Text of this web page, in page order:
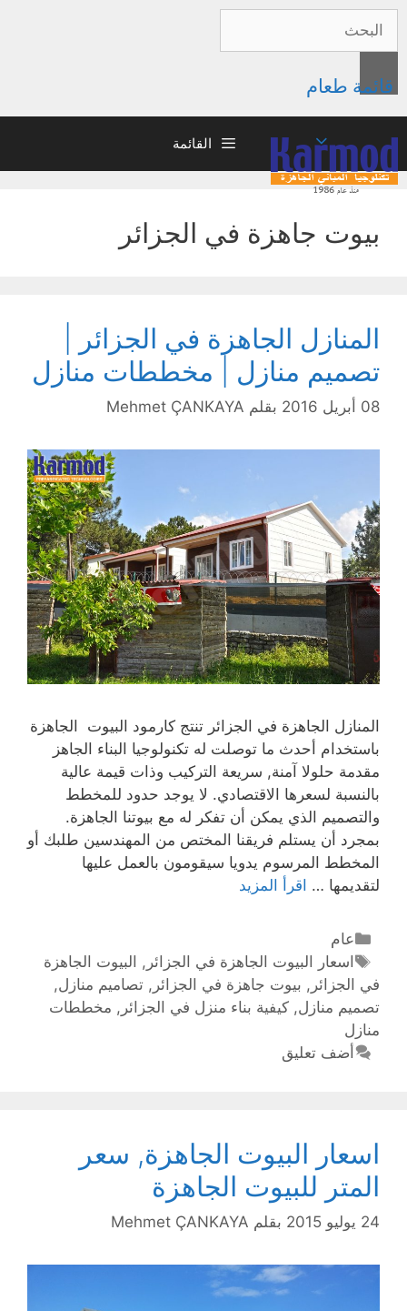
قائمة طعام
القائمة
بيوت جاهزة في الجزائر
المنازل الجاهزة في الجزائر |
تصميم منازل | مخططات منازل
08 أبريل 2016 بقلم Mehmet ÇANKAYA
المنازل الجاهزة في الجزائر تنتج كارمود البيوت الجاهزة
باستخدام أحدث ما توصلت له تكنولوجيا البناء الجاهز
مقدمة حلولا آمنة, سريعة التركيب وذات قيمة عالية
بالنسبة لسعرها الاقتصادي. لا يوجد حدود للمخطط
والتصميم الذي يمكن أن تفكر له مع بيوتنا الجاهزة.
بمجرد أن يستلم فريقنا المختص من المهندسين طلبك أو
المخطط المرسوم يدويا سيقومون بالعمل عليها
لتقديمها … اقرأ المزيد
عام
اسعار البيوت الجاهزة في الجزائر, البيوت الجاهزة
في الجزائر, بيوت جاهزة في الجزائر, تصاميم منازل ,
تصميم منازل , كيفية بناء منزل في الجزائر, مخططات
منازل
أضف تعليق
اسعار البيوت الجاهزة, سعر
المتر للبيوت الجاهزة
24 يوليو 2015 بقلم Mehmet ÇANKAYA